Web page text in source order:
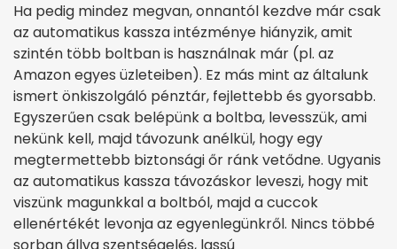
Ha pedig mindez megvan, onnantól kezdve már csak
az automatikus kassza intézménye hiányzik, amit
szintén több boltban is használnak már (pl. az
Amazon egyes üzleteiben). Ez más mint az általunk
ismert önkiszolgáló pénztár, fejlettebb és gyorsabb.
Egyszerűen csak belépünk a boltba, levesszük, ami
nekünk kell, majd távozunk anélkül, hogy egy
megtermettebb biztonsági őr ránk vetődne. Ugyanis
az automatikus kassza távozáskor leveszi, hogy mit
viszünk magunkkal a boltból, majd a cuccok
ellenértékét levonja az egyenlegünkről. Nincs többé